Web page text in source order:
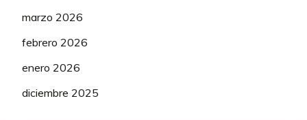
marzo 2026
febrero 2026
enero 2026
diciembre 2025